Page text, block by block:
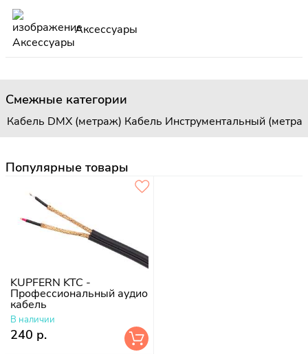
Аксессуары
Смежные категории
Кабель DMX (метраж) Кабель Инструментальный
Популярные товары
KUPFERN KTC -
Профессиональный аудио
кабель
В наличии
240 р.